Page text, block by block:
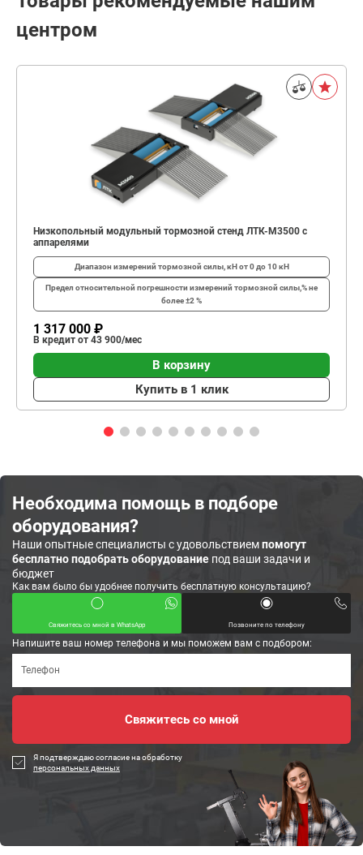
центром
Низкопольный модульный тормозной стенд ЛТК-М3500 с
аппарелями
Диапазон измерений тормозной силы, кНот 0 до 10 кН
Предел относительной погрешности измерений тормозной силы,%не
более ±2 %
1 317 000 ₽
В кредит от 43 900/мес
В корзину
Купить в 1 клик
Необходима помощь в подборе
оборудования?
Наши опытные специалисты с удовольствиемпомогут
бесплатно подобрать оборудование под ваши задачи и
бюджет
Как вам было бы удобнее получить бесплатную консультацию?
Свяжитесь со мной в WhatsApp Позвоните по телефону
Напишите ваш номер телефона и мы поможем вам с подбором:
Я подтверждаю согласие на обработку
персональных данных